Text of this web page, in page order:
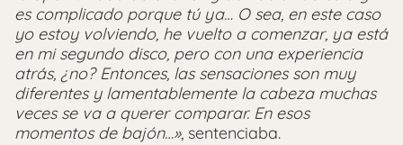
es complicado porque tú ya… O sea, en este caso
yo estoy volviendo, he vuelto a comenzar, ya está
en mi segundo disco, pero con una experiencia
atrás, ¿no? Entonces, las sensaciones son muy
diferentes y lamentablemente la cabeza muchas
veces se va a querer comparar. En esos
momentos de bajón…», sentenciaba.